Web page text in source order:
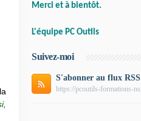
Merci et à bientôt.
L'équipe PC Outils
Suivez-moi
S'abonner au flux RSS
https://pcoutils-formations-